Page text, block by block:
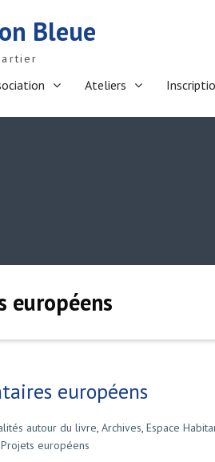
Bleue
Ateliers
européens
européens
autour du livre, Archives, Espace
Projets européens